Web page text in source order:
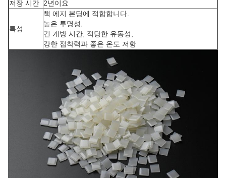
저장 시간 2년이요
특성
책 에지 본딩에 적합합니다.
높은 투명성,
긴 개방 시간, 적당한 유동성,
강한 접착력과 좋은 온도 저항